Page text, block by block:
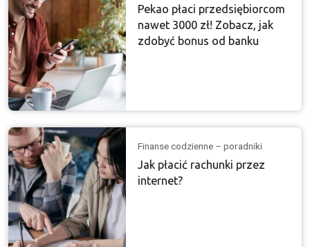
Pekao płaci przedsiębiorcom
nawet 3000 zł! Zobacz, jak
zdobyć bonus od banku
Finanse codzienne – poradniki
Jak płacić rachunki przez
internet?